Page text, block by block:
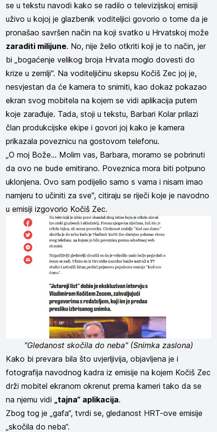
se u tekstu navodi kako se radilo o televizijskoj emisiji
uživo u kojoj je glazbenik voditeljici govorio o tome da je
pronašao savršen način na koji svatko u Hrvatskoj može
zaraditi milijune. No, nije želio otkriti koji je to način, jer
bi „bogaćenje velikog broja Hrvata moglo dovesti do
krize u zemlji“. Na voditeljičinu skepsu Kočiš Zec joj je,
nesvjestan da će kamera to snimiti, kao dokaz pokazao
ekran svog mobitela na kojem se vidi aplikacija putem
koje zarađuje. Tada, stoji u tekstu, Barbari Kolar prilazi
član produkcijske ekipe i govori joj kako je kamera
prikazala poveznicu na gostovom telefonu.
„O moj Bože... Molim vas, Barbara, moramo se pobrinuti
da ovo ne bude emitirano. Poveznica mora biti potpuno
uklonjena. Ovo sam podijelio samo s vama i nisam imao
namjeru to učiniti za sve", citiraju se riječi koje je navodno
u emisiji izgovorio Kočiš Zec.
"Gledanost skočila do neba" (Snimka zaslona)
Kako bi prevara bila što uvjerljivija, objavljena je i
fotografija navodnog kadra iz emisije na kojem Kočiš Zec
drži mobitel ekranom okrenut prema kameri tako da se
na njemu vidi
„tajna“ aplikacija.
Zbog tog je „gafa“, tvrdi se, gledanost HRT-ove emisije
„skočila do neba“.